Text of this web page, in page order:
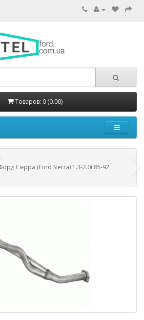
Товаров: 0 (0.00)
Сієрра (Ford Sierra) 1.3-2.0i 85-92